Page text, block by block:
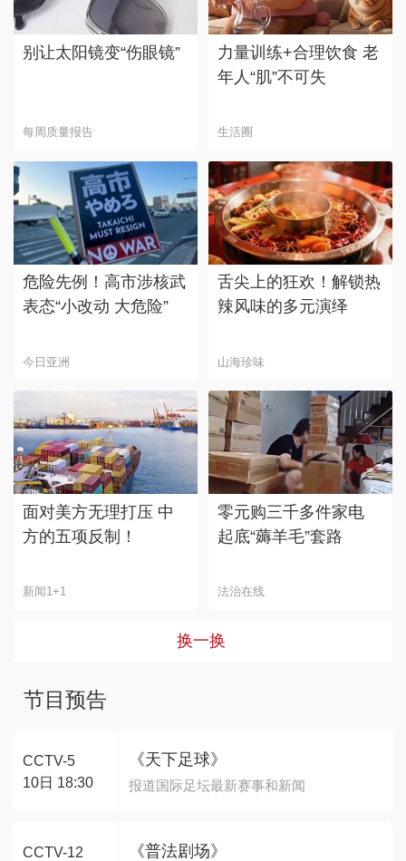
别让太阳镜变“伤眼镜”
每周质量报告
力量训练+合理饮食 老
年人“肌”不可失
生活圈
危险先例！高市涉核武
表态“小改动 大危险”
今日亚洲
舌尖上的狂欢！解锁热
辣风味的多元演绎
山海珍味
面对美方无理打压 中
方的五项反制！
新闻1+1
零元购三千多件家电
起底“薅羊毛”套路
法治在线
换一换
节目预告
CCTV-5
10日 18:30
《天下足球》
报道国际足坛最新赛事和新闻
CCTV-12
《普法剧场》